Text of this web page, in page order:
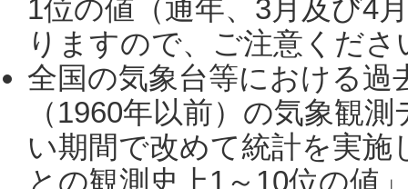
1位の値（通年、3月及び4
りますので、ご注意くだ
全国の気象台等における過
（1960年以前）の気象観
い期間で改めて統計を実
との観測史上1～10位の値